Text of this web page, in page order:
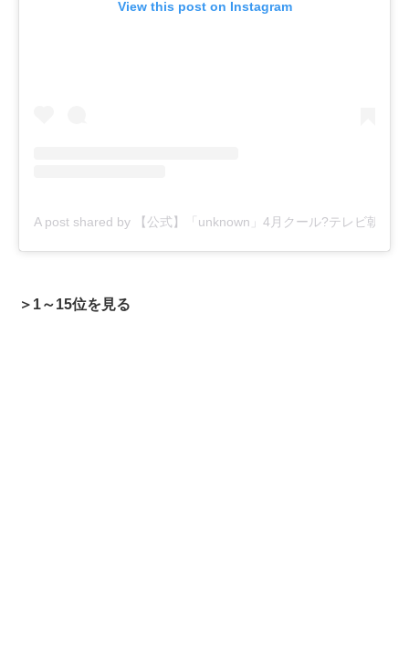
View this post on Instagram
A post shared by 【公式】「unknown」4月クール?テレビ朝日
＞1～15位を見る